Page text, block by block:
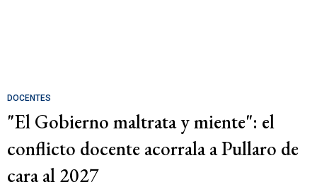
DOCENTES
"El Gobierno maltrata y miente": el
conflicto docente acorrala a Pullaro de
cara al 2027